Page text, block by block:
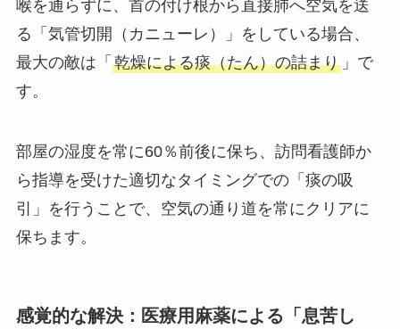
喉を通らずに、首の付け根から直接肺へ空気を送
る「気管切開（カニューレ）」をしている場合、
最大の敵は「 乾燥による痰（たん）の詰まり」で
す。
部屋の湿度を常に60％前後に保ち、訪問看護師か
ら指導を受けた適切なタイミングでの「痰の吸
引」を行うことで、空気の通り道を常にクリアに
保ちます。
感覚的な解決：医療用麻薬による「息苦し